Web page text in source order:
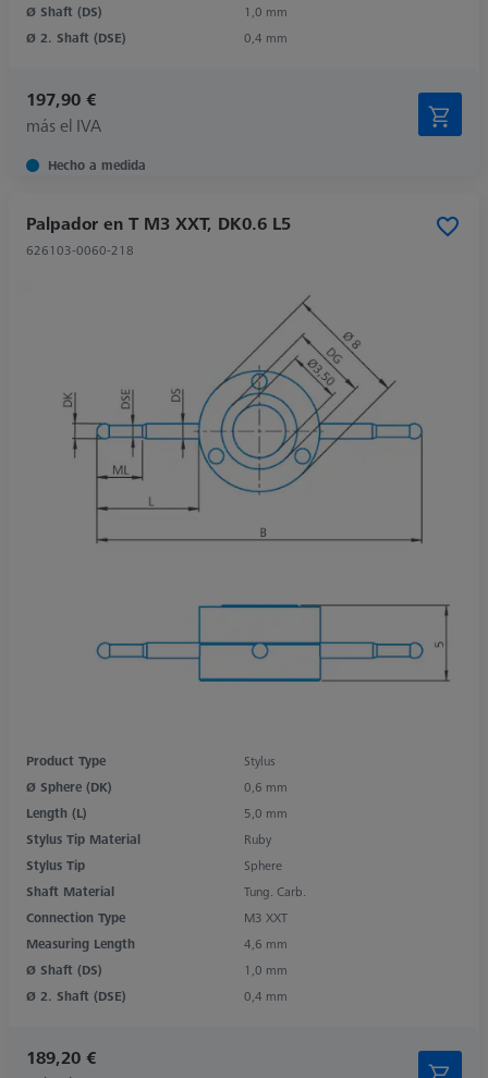
Ø Shaft (DS)
1,0 mm
Ø 2. Shaft (DSE)
0,4 mm
197,90 €
más el IVA
Hecho a medida
Palpador en T M3 XXT, DK0.6 L5
626103-0060-218
Product Type
Stylus
Ø Sphere (DK)
0,6 mm
Length (L)
5,0 mm
Stylus Tip Material
Ruby
Stylus Tip
Sphere
Shaft Material
Tung. Carb.
Connection Type
M3 XXT
Measuring Length
4,6 mm
Ø Shaft (DS)
1,0 mm
Ø 2. Shaft (DSE)
0,4 mm
189,20 €